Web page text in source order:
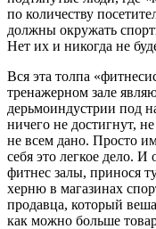
по количеству
должны окружать
Нет их и никогда не
Вся эта толпа
тренажерном зале
дерьмоиндустрии под
ничего не достигнут,
не всем дано. Просто
себя это легкое дело.
фитнес залы, принося
херню в магазинах
продавца, который
как можно больше